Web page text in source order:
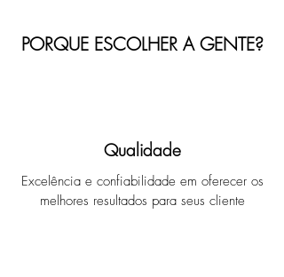
PORQUE ESCOLHER A GENTE?
Qualidade
Excelência e confiabilidade em oferecer os
melhores resultados para seus cliente